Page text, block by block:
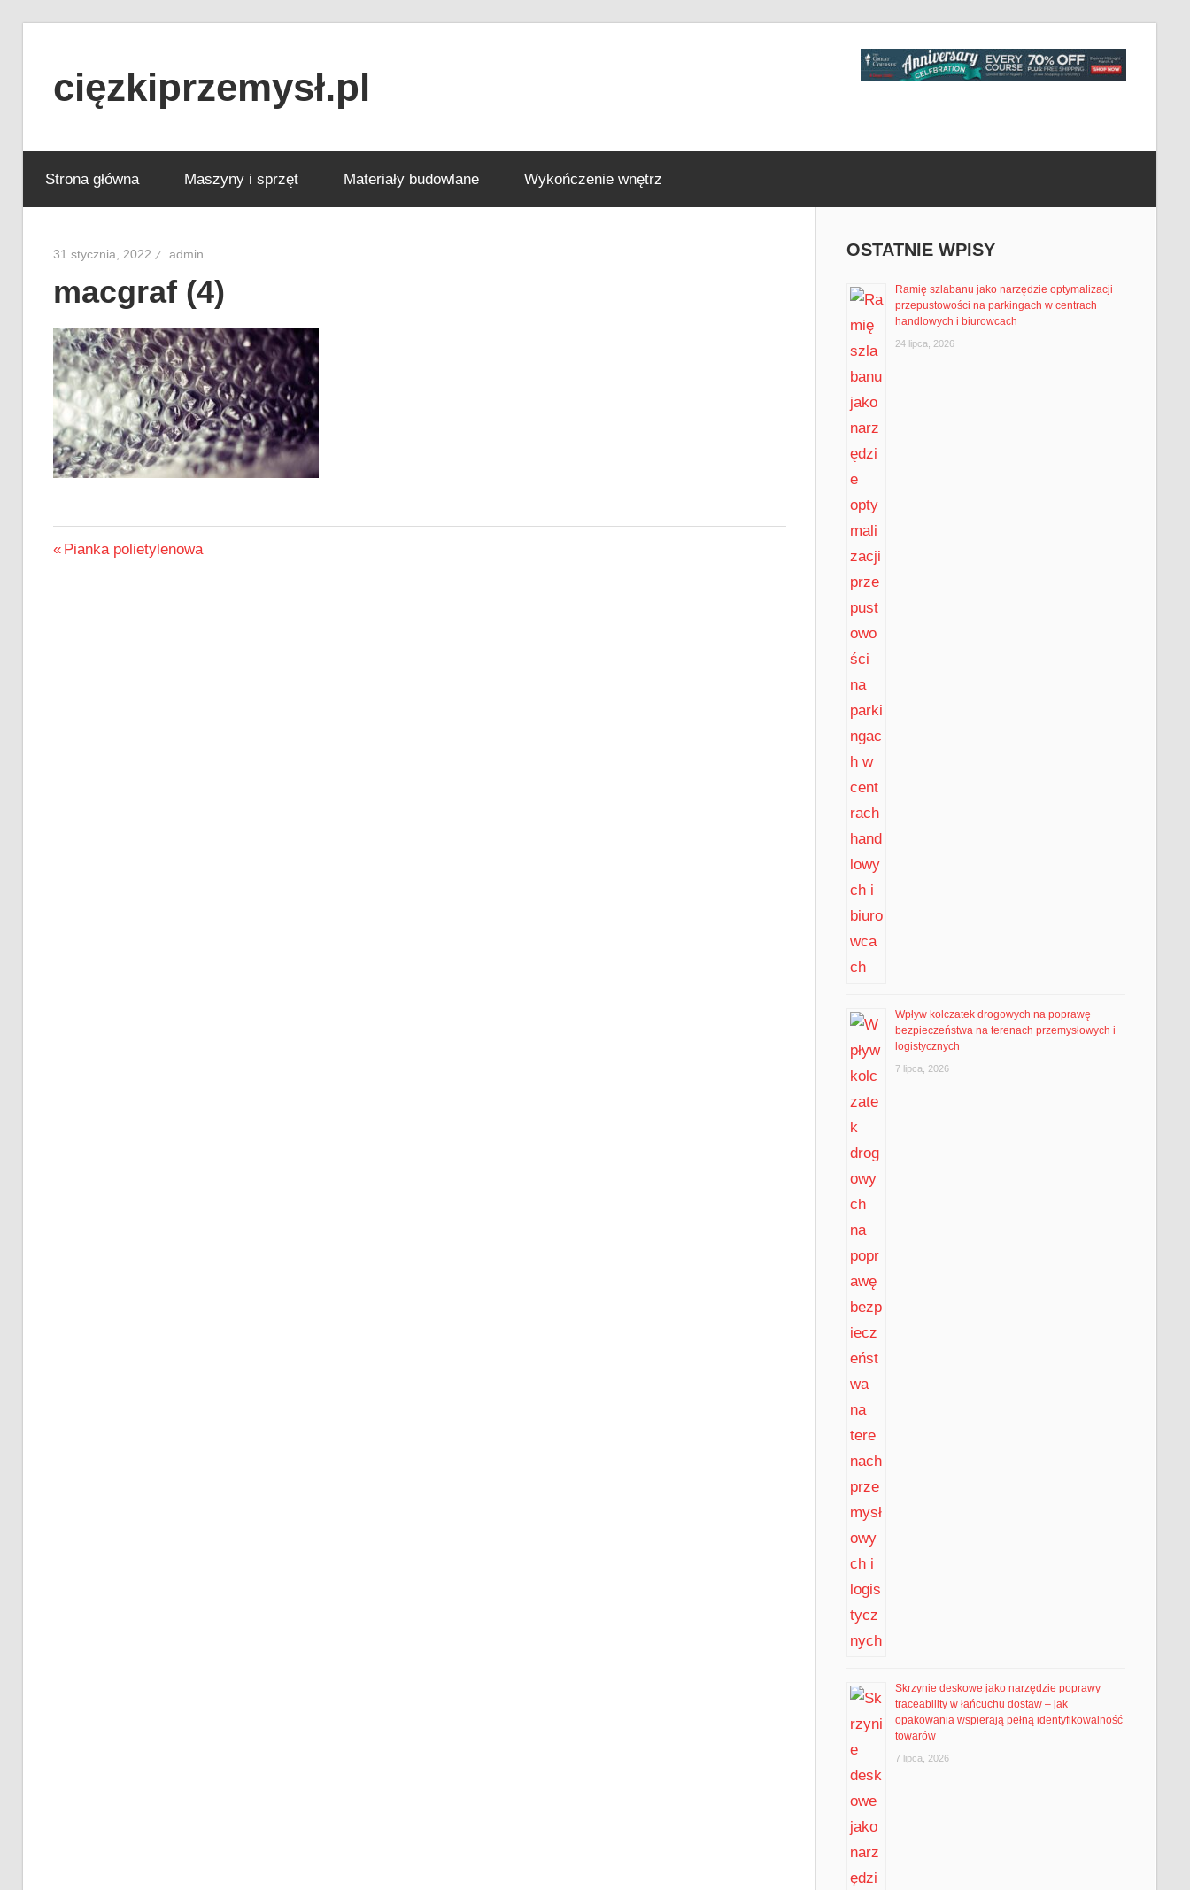
contentcięzkiprzemysł.pl
informacje
ze
świata
Strona główna Maszyny i sprzęt Materiały budowlane Wykończenie wnętrz
31 stycznia, 2022 admin
macgraf (4)
Nawigacja
Previous
Pianka polietylenowa
OSTATNIE WPISY
Ramię szlabanu jako narzędzie optymalizacji
przepustowości na parkingach w centrach
handlowych i biurowcach
24 lipca, 2026
Wpływ kolczatek drogowych na poprawę
bezpieczeństwa na terenach przemysłowych i
logistycznych
7 lipca, 2026
Skrzynie deskowe jako narzędzie poprawy
traceability w łańcuchu dostaw – jak
opakowania wspierają pełną identyfikowalność
towarów
7 lipca, 2026